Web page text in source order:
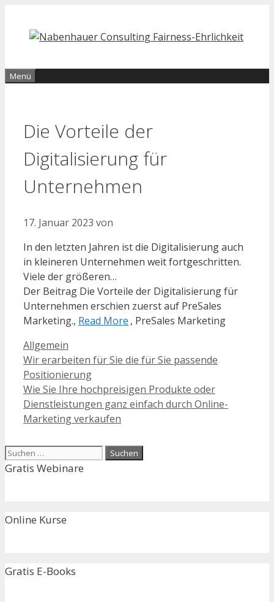
Inhalt
springen
Menü
Die Vorteile der
Digitalisierung für
Unternehmen
17. Januar 2023 von
In den letzten Jahren ist die Digitalisierung auch
in kleineren Unternehmen weit fortgeschritten.
Viele der größeren…
Der Beitrag Die Vorteile der Digitalisierung für
Unternehmen erschien zuerst auf PreSales
Marketing., Read More , PreSales Marketing
Kategorien
Allgemein
Wir erarbeiten für Sie die für Sie passende
Positionierung
Wie Sie Ihre hochpreisigen Produkte oder
Dienstleistungen ganz einfach durch Online-
Marketing verkaufen
Suchen
nach:
Gratis Webinare
Online Kurse
Gratis E-Books